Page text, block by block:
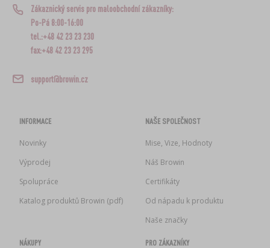
Zákaznický servis pro maloobchodní zákazníky:
Po-Pá 8:00-16:00
tel.:+48 42 23 23 230
fax:+48 42 23 23 295
support@browin.cz
INFORMACE
Novinky
Výprodej
Spolupráce
Katalog produktů Browin (pdf)
NAŠE SPOLEČNOST
Mise, Vize, Hodnoty
Náš Browin
Certifikáty
Od nápadu k produktu
Naše značky
NÁKUPY PRO ZÁKAZNÍKY